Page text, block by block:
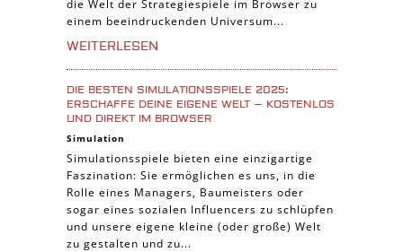
die Welt der Strategiespiele im Browser zu
einem beeindruckenden Universum...
WEITERLESEN
DIE BESTEN SIMULATIONSSPIELE 2025:
ERSCHAFFE DEINE EIGENE WELT – KOSTENLOS
UND DIREKT IM BROWSER
Simulation
Simulationsspiele bieten eine einzigartige
Faszination: Sie ermöglichen es uns, in die
Rolle eines Managers, Baumeisters oder
sogar eines sozialen Influencers zu schlüpfen
und unsere eigene kleine (oder große) Welt
zu gestalten und zu...